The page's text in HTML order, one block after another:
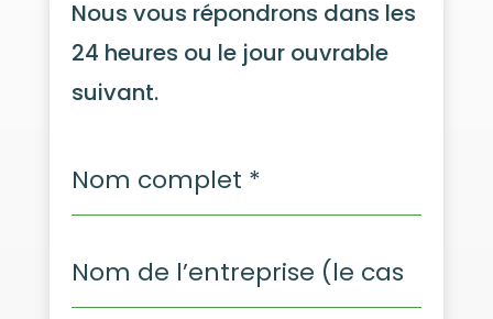
Nous vous répondrons dans les
24 heures ou le jour ouvrable
suivant.